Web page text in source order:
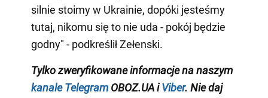
silnie stoimy w Ukrainie, dopóki jesteśmy
tutaj, nikomu się to nie uda - pokój będzie
godny" - podkreślił Zełenski.
Tylko zweryfikowane informacje na naszym
kanale TelegramOBOZ.UA iViber. Nie daj